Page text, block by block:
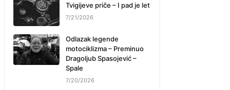
Tvigijeve priče – I pad je let
7/21/2026
Odlazak legende
motociklizma – Preminuo
Dragoljub Spasojević –
Spale
7/20/2026